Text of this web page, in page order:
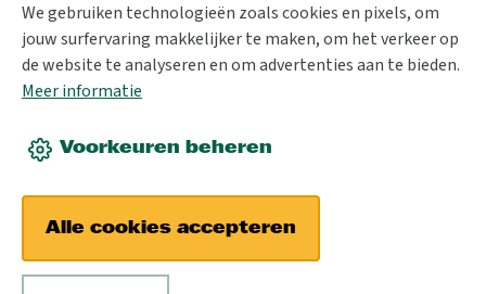
We gebruiken technologieën zoals cookies en pixels, om
jouw surfervaring makkelijker te maken, om het verkeer op
de website te analyseren en om advertenties aan te bieden.
Meer informatie
Voorkeuren beheren
Alle cookies accepteren